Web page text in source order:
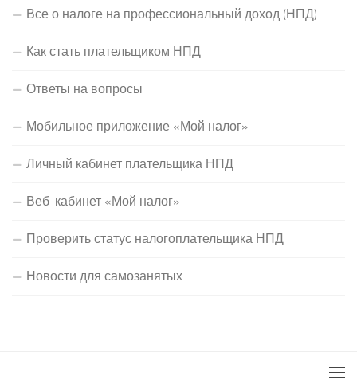
Все о налоге на профессиональный доход (НПД)
Как стать плательщиком НПД
Ответы на вопросы
Мобильное приложение «Мой налог»
Личный кабинет плательщика НПД
Веб-кабинет «Мой налог»
Проверить статус налогоплательщика НПД
Новости для самозанятых